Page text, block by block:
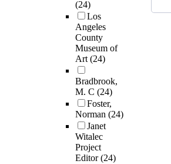
(24)
Los
Angeles
County
Museum of
Art(24)
Bradbrook,
M. C (24)
Foster,
Norman (24)
Janet
Witalec
Project
Editor(24)